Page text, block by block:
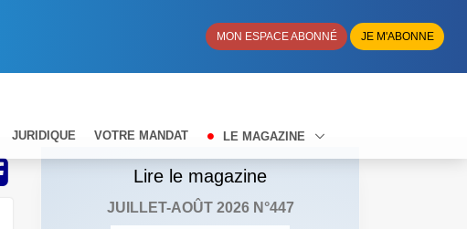
MON ESPACE ABONNÉ JE M'ABONNE
JURIDIQUE VOTRE MANDAT LE MAGAZINE
Lire le magazine
JUILLET-AOÛT 2026 N°447